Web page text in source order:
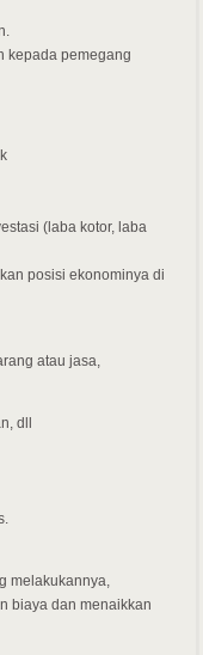
kepada pemegang
(laba kotor, laba
posisi ekonominya di
atau jasa,
dll
melakukannya,
biaya dan menaikkan